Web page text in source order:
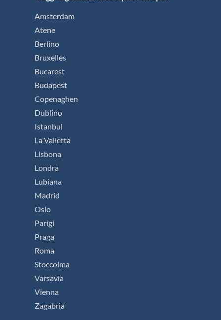
Amsterdam
Atene
Berlino
Bruxelles
Bucarest
Budapest
Copenaghen
Dublino
Istanbul
La Valletta
Lisbona
Londra
Lubiana
Madrid
Oslo
Parigi
Praga
Roma
Stoccolma
Varsavia
Vienna
Zagabria